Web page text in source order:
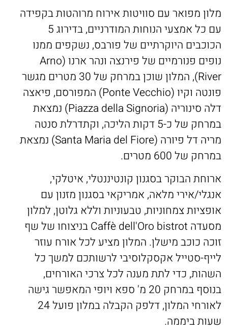
מלון מפואר עם סוויטות אירוח מרוהטות בקפידה
עם כל אמצעי הנוחות המודרניים, בדירוג 5
הכוכבים היוקרתיים של פורבס, נשקפים ממנו
נופים פנורמיים של פירנצה ונהר ארנו (Arno
River), המלון שוכן במרחק של 30 מטרים מגשר
פונטה וקיו (Ponte Vecchio) המפורסם, פיאצה
דלה סינוריה (Piazza della Signoria) נמצאת
במרחק של כ-5 דקות הליכה, וקתדרלת סנטה
מריה דל פיורה (Santa Maria del Fiore) נמצאת
במרחק של 600 מטרים.
ארוחת הבוקר בסגנון קונטיננטלי, איטלקי,
אנגלי/אירי מלאה, אמריקאי בסגנון מזנון עם
אופציות צמחוניות, טבעוניות וללא גלוטן, למלון
מסעדה Caffè dell'Oro bistrot בניצוחו של שף
זוכה כוכב מישלן. המלון מציע לכל אורח עוזר
לייף-סטייל אקסקלוסיבי לרשותכם למשך כל
השהות, כדי לתת מענה לכל צרכי האורחים,
בנוסף במרחק 20 מ' ספא ויופי המאפשר גישה
לאורחי המלון, דלפק הקבלה במלון פועל 24
שעות ביממה.